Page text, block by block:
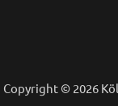
Copyright © 2026